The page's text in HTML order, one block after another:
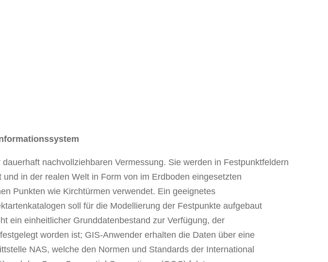
nachvollziehbaren Vermessung. Sie werden in Festpunktfeldern
in der realen Welt in Form von im Erdboden eingesetzten
Punkten wie Kirchtürmen verwendet. Ein geeignetes
soll für die Modellierung der Festpunkte aufgebaut
ein einheitlicher Grunddatenbestand zur Verfügung, der
worden ist; GIS-Anwender erhalten die Daten über eine
NAS, welche den Normen und Standards der International